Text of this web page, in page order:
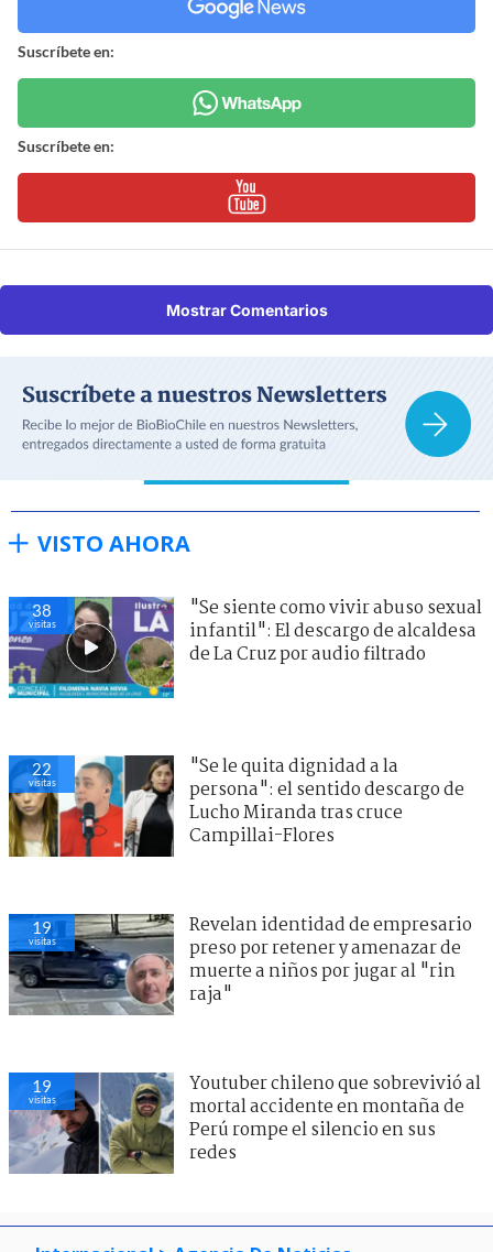
Suscríbete en:
Suscríbete en:
Mostrar Comentarios
VISTO AHORA
38
visitas
"Se siente como vivir abuso sexual
infantil": El descargo de alcaldesa
de La Cruz por audio filtrado
22
visitas
"Se le quita dignidad a la
persona": el sentido descargo de
Lucho Miranda tras cruce
Campillai-Flores
19
visitas
Revelan identidad de empresario
preso por retener y amenazar de
muerte a niños por jugar al "rin
raja"
19
visitas
Youtuber chileno que sobrevivió al
mortal accidente en montaña de
Perú rompe el silencio en sus
redes